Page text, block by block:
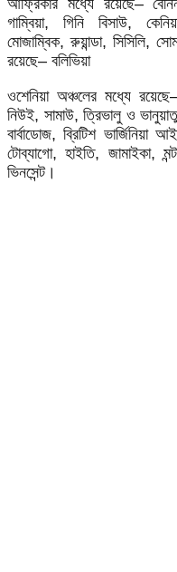
গাম্বিয়া, গিনি বিসাউ,
মোজাম্বিক,রুয়ান্ডা, সিসিলি,
রয়েছে– বলিভিয়া
ওশেনিয়া অঞ্চলের মধ্যে রয়েছে
নিউই, সামাউ,ত্রিভালু ও
বার্বাডোজ,ব্রিটিশ ভার্জিনিয়া
টোব্যাগো,হাইতি, জামাইকা,
ভিনসেন্ট।